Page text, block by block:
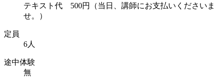
テキスト代 500円（当日、講師にお支払いくださいま
せ。）
定員
6人
途中体験
無